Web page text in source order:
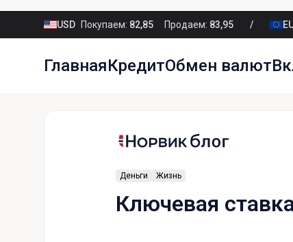
USD Покупаем: 82,85 Продаем: 83,95
ГлавнаяКредитОбмен валют
Деньги Жизнь
Ключевая